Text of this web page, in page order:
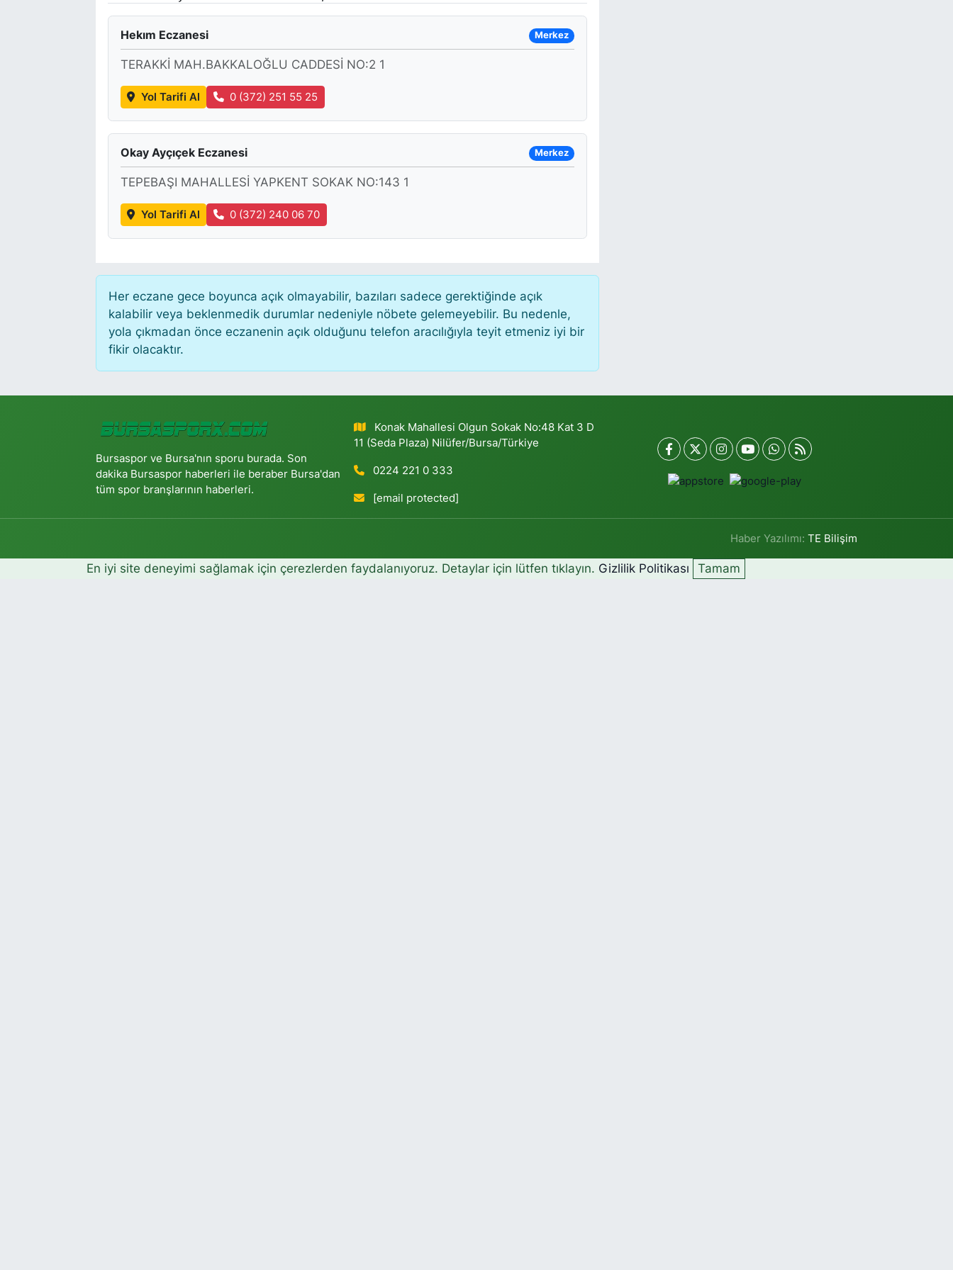
Hekım Eczanesi Merkez
TERAKKİ MAH.BAKKALOĞLU CADDESİ NO:2 1
Yol Tarifi Al 0 (372) 251 55 25
Okay Ayçıçek Eczanesi Merkez
TEPEBAŞI MAHALLESİ YAPKENT SOKAK NO:143 1
Yol Tarifi Al 0 (372) 240 06 70
Her eczane gece boyunca açık olmayabilir, bazıları sadece gerektiğinde açık
kalabilir veya beklenmedik durumlar nedeniyle nöbete gelemeyebilir. Bu nedenle,
yola çıkmadan önce eczanenin açık olduğunu telefon aracılığıyla teyit etmeniz iyi bir
fikir olacaktır.
Bursaspor ve Bursa'nın sporu burada. Son
dakika Bursaspor haberleri ile beraber Bursa'dan
tüm spor branşlarının haberleri.
Konak Mahallesi Olgun Sokak No:48 Kat 3 D
11 (Seda Plaza) Nilüfer/Bursa/Türkiye
0224 221 0 333
[email protected]
Haber Yazılımı:TE Bilişim
En iyi site deneyimi sağlamak için çerezlerden faydalanıyoruz. Detaylar için lütfen tıklayın. Gizlilik Politikası Tamam